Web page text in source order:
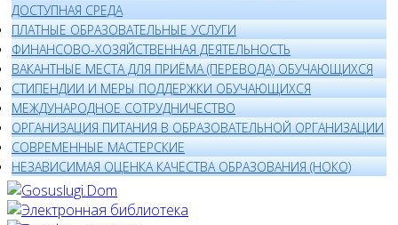
ДОСТУПНАЯ СРЕДА
ПЛАТНЫЕ ОБРАЗОВАТЕЛЬНЫЕ УСЛУГИ
ФИНАНСОВО-ХОЗЯЙСТВЕННАЯ ДЕЯТЕЛЬНОСТЬ
ВАКАНТНЫЕ МЕСТА ДЛЯ ПРИЁМА (ПЕРЕВОДА) ОБУЧАЮЩИХСЯ
СТИПЕНДИИ И МЕРЫ ПОДДЕРЖКИ ОБУЧАЮЩИХСЯ
МЕЖДУНАРОДНОЕ СОТРУДНИЧЕСТВО
ОРГАНИЗАЦИЯ ПИТАНИЯ В ОБРАЗОВАТЕЛЬНОЙ ОРГАНИЗАЦИИ
СОВРЕМЕННЫЕ МАСТЕРСКИЕ
НЕЗАВИСИМАЯ ОЦЕНКА КАЧЕСТВА ОБРАЗОВАНИЯ (НОКО)